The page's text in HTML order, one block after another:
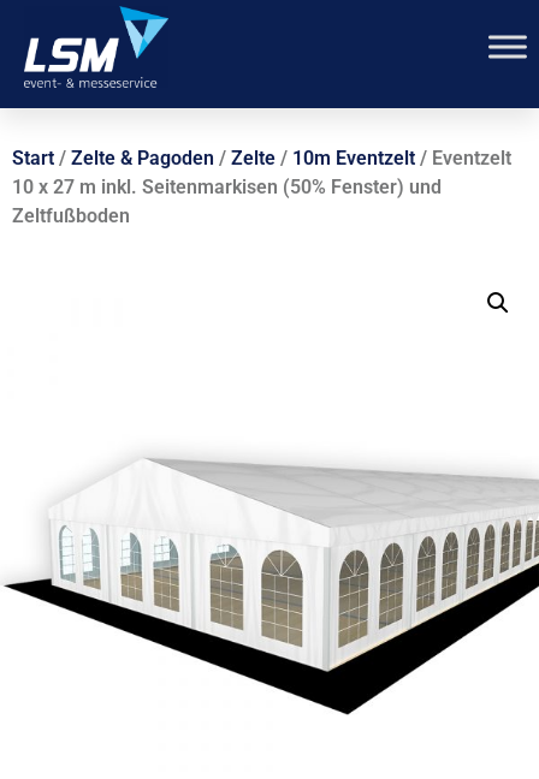
Start / Zelte & Pagoden / Zelte / 10m Eventzelt / Eventzelt
10 x 27 m inkl. Seitenmarkisen (50% Fenster) und
Zeltfußboden